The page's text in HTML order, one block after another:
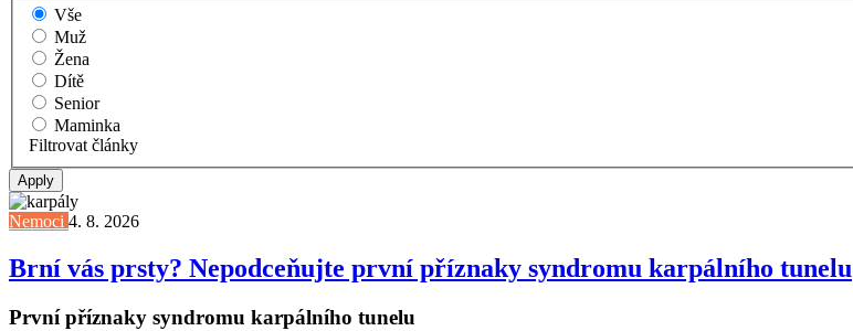
Vše
Muž
Žena
Dítě
Senior
Maminka
Filtrovat články
Nemoci 4. 8. 2026
Brní vás prsty? Nepodceňujte první příznaky syndromu karpálního tunelu
První příznaky syndromu karpálního tunelu